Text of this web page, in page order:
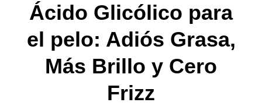
Ácido Glicólico para
el pelo: Adiós Grasa,
Más Brillo y Cero
Frizz